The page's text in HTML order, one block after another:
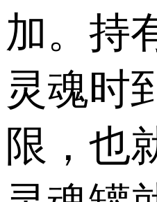
加。持
灵魂时
限，也